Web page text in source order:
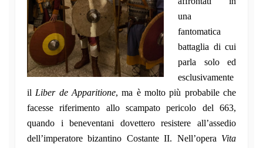
una
fantomatica
battaglia di cui
parla solo ed
esclusivamente
il Liber de Apparitione, ma è molto più probabile che
facesse riferimento allo scampato pericolo del 663,
quando i beneventani dovettero resistere all’assedio
dell’imperatore bizantino Costante II. Nell’opera Vita